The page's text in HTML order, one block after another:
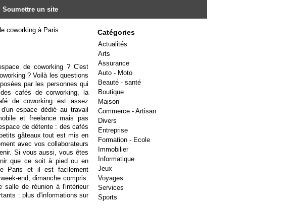
Soumettre un site
Catégories
Actualités
Arts
Assurance
Auto - Moto
Beauté - santé
Boutique
Maison
Commerce - Artisan
Divers
Entreprise
Formation - Ecole
Immobilier
Informatique
Jeux
Voyages
Services
Sports
coworking à Paris
de coworking ? C'est
? Voilà les questions
par les personnes qui
cafés de corworking, la
de coworking est assez
espace dédié au travail
et freelance mais pas
de détente : des cafés
gâteaux tout est mis en
avec vos collaborateurs
Si vous aussi, vous êtes
que ce soit à pied ou en
Paris et il est facilement
end, dimanche compris.
de réunion à l'intérieur
: plus d'informations sur